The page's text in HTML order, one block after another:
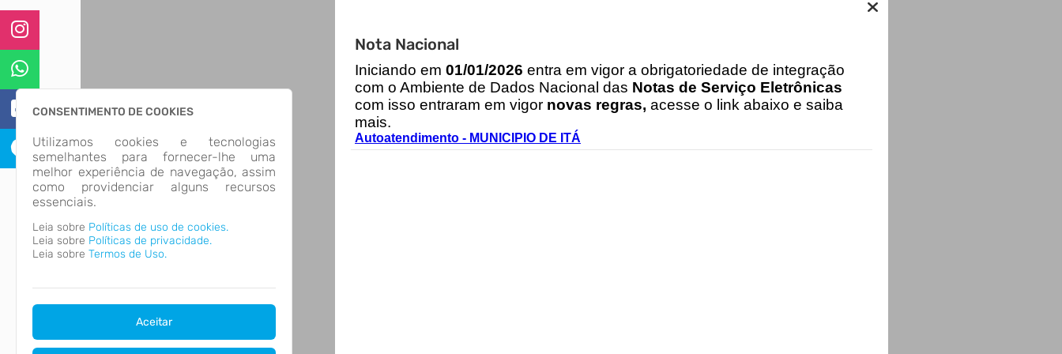
CONSENTIMENTO DE COOKIES
Utilizamos cookies e tecnologias
semelhantes para fornecer-lhe uma
melhor experiência de navegação, assim
como providenciar alguns recursos
essenciais.
Leia sobre Políticas de uso de cookies.
Leia sobre Políticas de privacidade.
Leia sobre Termos de Uso.
Aceitar
Nota Nacional
Iniciando em 01/01/2026 entra em vigor a obrigatoriedade de integração
com o Ambiente de Dados Nacional das Notas de Serviço Eletrônicas
com isso entraram em vigor novas regras, acesse o link abaixo e saiba
mais.
Autoatendimento - MUNICIPIO DE ITÁ